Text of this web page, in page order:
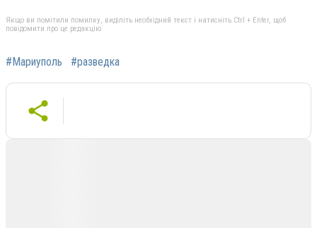
Якщо ви помітили помилку, виділіть необхідний текст і натисніть Ctrl + Enter, щоб
повідомити про це редакцію
#Мариуполь #разведка